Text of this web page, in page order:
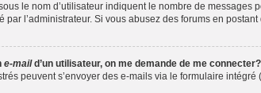
le nom d’utilisateur indiquent le nombre de
par l’administrateur. Si vous abusez des forums en
e-maild’un utilisateur, on me demande de me connecter?
peuvent s’envoyer des e-mails via le formulaire